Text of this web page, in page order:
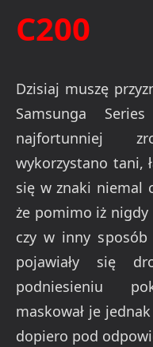
C200
Dzisiaj muszę
Samsunga
najfortunniej
wykorzystano tani,
się w znaki niemal
że pomimo iż nigdy
czy w inny
pojawiały się
podniesieniu
maskował je
dopiero pod